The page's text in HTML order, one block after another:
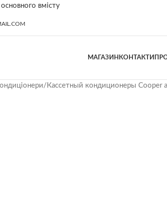
вмісту
МАГАЗИН КОНТАКТИ
/ Кассетный кондиционеры Cooper